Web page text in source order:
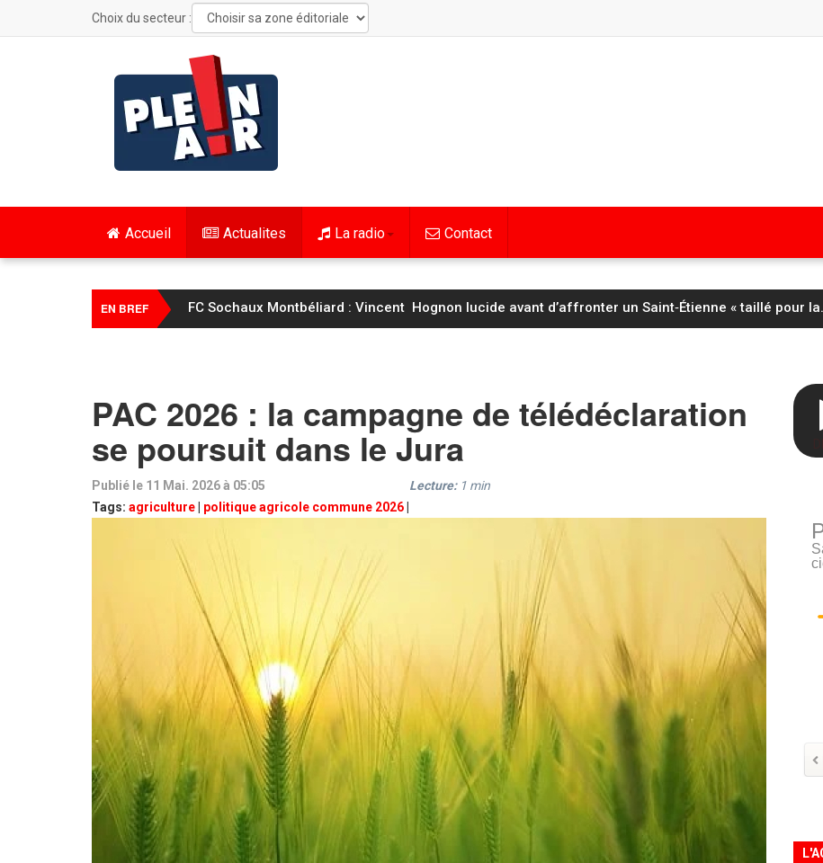
Choix du secteur :
Accueil Actualites La radio Contact
EN BREF FC Sochaux Montbéliard : Vincent Hognon lucide avant d’affronter un Saint‑Étienne « taillé pour la
PAC 2026 : la campagne de télédéclaration
se poursuit dans le Jura
Publié le 11 Mai. 2026 à 05:05
Tags: agriculture politique agricole commune 2026
Lecture: 1 min